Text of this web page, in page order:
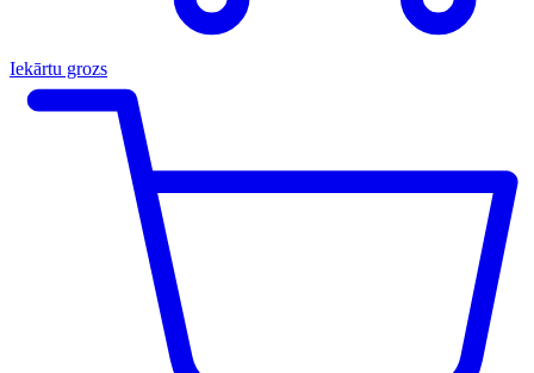
Iekārtu grozs